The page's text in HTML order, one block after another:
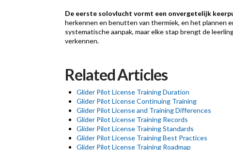
De eerste solovlucht vormt een onvergetelijk
herkennen en benutten van thermiek, en het plannen
systematische aanpak, maar elke stap brengt de
verkennen.
Related Articles
Glider Pilot License Training Duration
Glider Pilot License Continuing Training
Glider Pilot License and Training Differences
Glider Pilot License Training Records
Glider Pilot License Training Standards
Glider Pilot License Training Best Practices
Glider Pilot License Training Roadmap